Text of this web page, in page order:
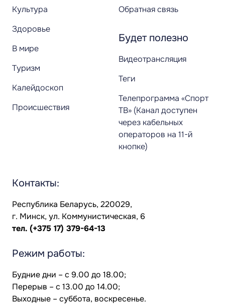
Культура
Здоровье
В мире
Туризм
Калейдоскоп
Происшествия
Обратная связь
Будет полезно
Видеотрансляция
Теги
Телепрограмма «Спорт
ТВ» (Канал доступен
через кабельных
операторов на 11-й
кнопке)
Контакты:
Республика Беларусь, 220029,
г. Минск, ул. Коммунистическая, 6
тел. (+375 17) 379-64-13
Режим работы:
Будние дни – с 9.00 до 18.00;
Перерыв – с 13.00 до 14.00;
Выходные – суббота, воскресенье.